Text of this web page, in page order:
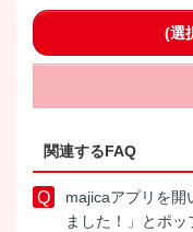
(選
関連するFAQ
majicaアプリを開
ました！」とポッ